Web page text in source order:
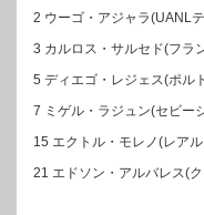
2 ウーゴ・アジャラ(UANLテ
3 カルロス・サルセド(フラ
5 ディエゴ・レジェス(ポルト
7 ミゲル・ラジュン(セビー
15 エクトル・モレノ(レアル
21 エドソン・アルバレス(ク